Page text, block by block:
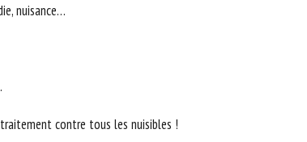
nuisance…
contre tous les nuisibles !